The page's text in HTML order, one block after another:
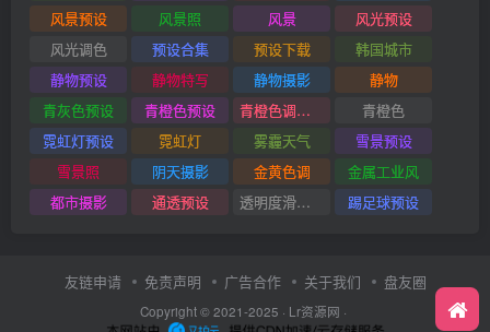
风景预设
风景照 风景
风光预设
风光调色
预设合集 预设下载
韩国城市
静物预设
静物特写 静物摄影
静物
青灰色预设
青橙色预设 青橙色调预设
青橙色
霓虹灯预设
霓虹灯 雾霾天气
雪景预设
雪景照
阴天摄影 金黄色调
金属工业风
都市摄影
通透预设 透明度滑块插件 踢足球预设
友链申请 免责声明 广告合作 关于我们 盘友圈
Copyright © 2021-2025 · Lr资源网 ·